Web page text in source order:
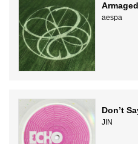
aespa
Don’t
JIN